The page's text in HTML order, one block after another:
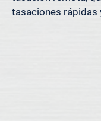
reducir el riesgo
tasaciones rápidas